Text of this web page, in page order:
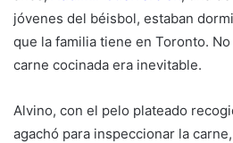
jóvenes del béisbol, estaban
que la familia tiene en Toronto.
carne cocinada era inevitable.
Alvino, con el pelo plateado
agachó para inspeccionar la